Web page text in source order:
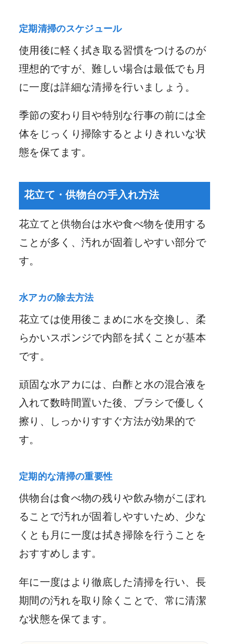
定期清掃のスケジュール
使用後に軽く拭き取る習慣をつけるのが
理想的ですが、難しい場合は最低でも月
に一度は詳細な清掃を行いましょう。
季節の変わり目や特別な行事の前には全
体をじっくり掃除するとよりきれいな状
態を保てます。
花立て・供物台の手入れ方法
花立てと供物台は水や食べ物を使用する
ことが多く、汚れが固着しやすい部分で
す。
水アカの除去方法
花立ては使用後こまめに水を交換し、柔
らかいスポンジで内部を拭くことが基本
です。
頑固な水アカには、白酢と水の混合液を
入れて数時間置いた後、ブラシで優しく
擦り、しっかりすすぐ方法が効果的で
す。
定期的な清掃の重要性
供物台は食べ物の残りや飲み物がこぼれ
ることで汚れが固着しやすいため、少な
くとも月に一度は拭き掃除を行うことを
おすすめします。
年に一度はより徹底した清掃を行い、長
期間の汚れを取り除くことで、常に清潔
な状態を保てます。